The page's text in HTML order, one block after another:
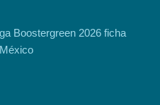
Boostergreen 2026 ficha